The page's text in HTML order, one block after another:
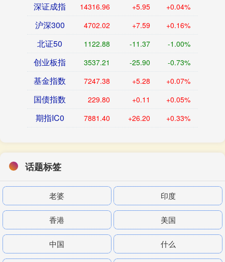
深证成指 14316.96 +5.95 +0.04%
沪深300 4702.02 +7.59 +0.16%
北证50 1122.88 -11.37 -1.00%
创业板指 3537.21 -25.90 -0.73%
基金指数 7247.38 +5.28 +0.07%
国债指数 229.80 +0.11 +0.05%
期指IC0 7881.40 +26.20 +0.33%
话题标签
老婆 印度
香港 美国
中国 什么